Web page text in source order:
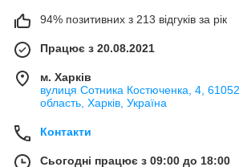
94% позитивних з 213 відгуків за рік
Працює з 20.08.2021
м. Харків
вулиця Сотника Костюченка, 4,
область, Харків, Україна
Контакти
Сьогодні працює з 09:00 до 18:00